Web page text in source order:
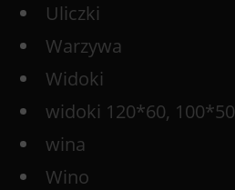
Uliczki
Warzywa
Widoki
widoki 120*60, 100*50
wina
Wino